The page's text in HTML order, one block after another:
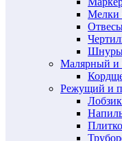
Мелки
Шнуры
Малярный и
Режущий и